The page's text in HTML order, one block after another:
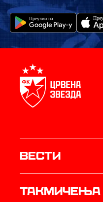
Вести
Такмичења